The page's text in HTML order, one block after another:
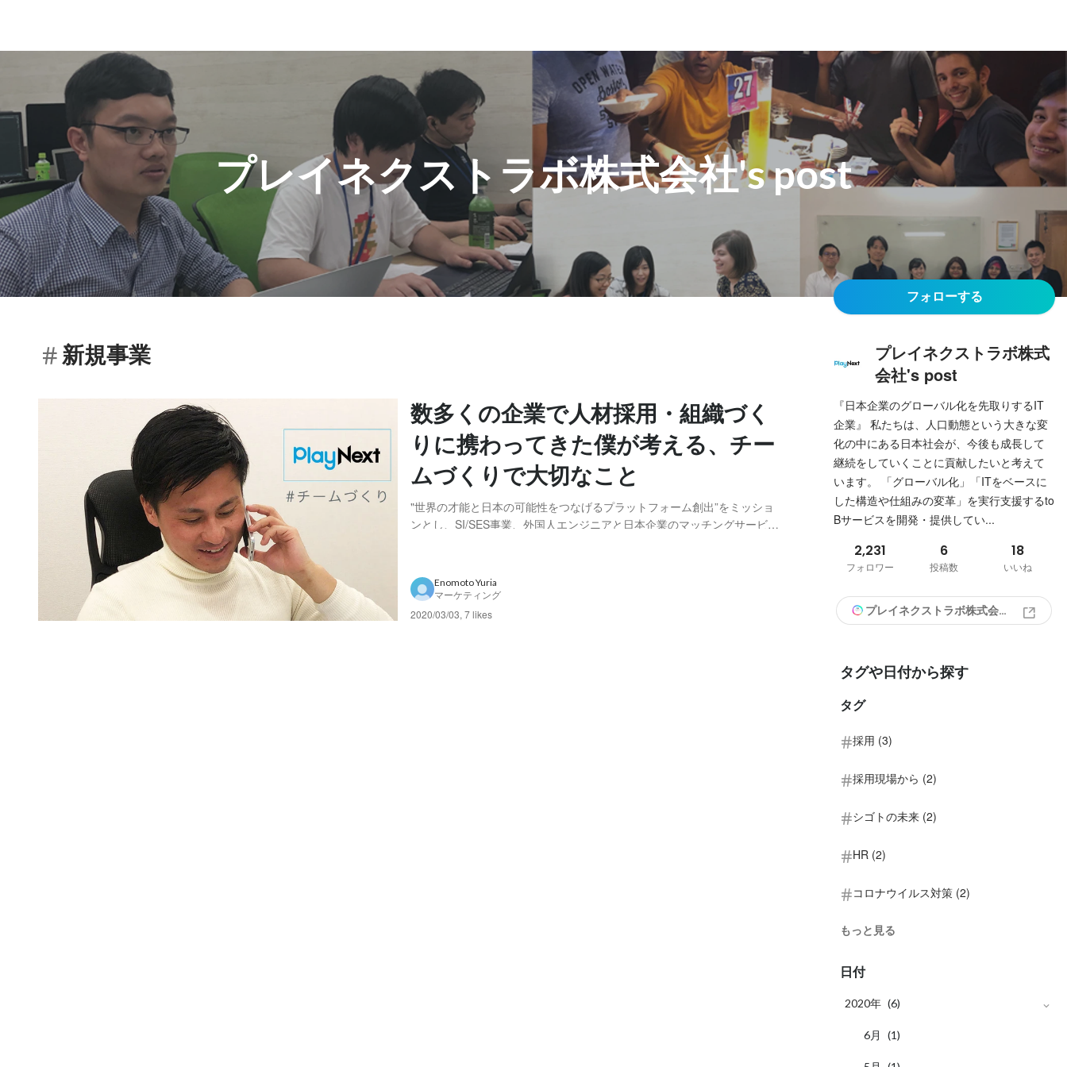
プレイネクストラボ株式会社's post
新規事業
数多くの企業で人材採用・組織づく
りに携わってきた僕が考える、チー
ムづくりで大切なこと
"世界の才能と日本の可能性をつなげるプラットフォーム創出”をミッショ
ンとし、SI/SES事業、外国人エンジニアと日本企業のマッチングサービス
な食リーチを率いる、井出...
Enomoto Yuria
マーケティング
2020/03/03, 7 likes
フォローする
プレイネクストラボ株式
会社's post
『日本企業のグローバル化を先取りするIT
企業』 私たちは、人口動態という大きな変
化の中にある日本社会が、今後も成長して
継続をしていくことに貢献したいと考えて
います。 「グローバル化」「ITをベースに
した構造や仕組みの変革」を実行支援するto
Bサービスを開発・提供してい...
2,231
フォロワー
6
投稿数
18
いいね
プレイネクストラボ株式会社
タグや日付から探す
タグ
採用 (3)
採用現場から (2)
シゴトの未来 (2)
HR (2)
コロナウイルス対策 (2)
もっと見る
日付
2020年 (6)
6月 (1)